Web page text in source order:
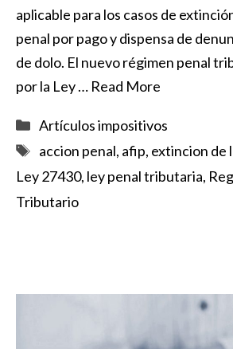
aplicable para los casos de
penal por pago y dispensa de
de dolo. El nuevo régimen penal
por la Ley … Read More
Categorías
Artículos impositivos
Etiquetas
accion penal, afip, extincion de
Ley 27430, ley penal tributaria,
Tributario